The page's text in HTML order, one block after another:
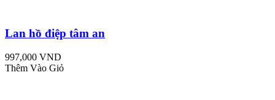
Lan hồ điệp tâm an
997,000 VND
Thêm Vào Giỏ